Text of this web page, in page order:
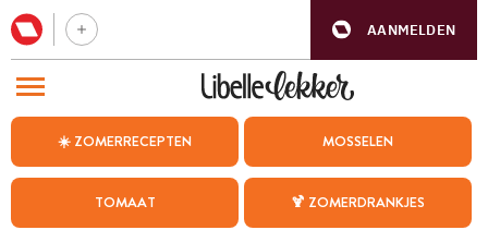
AANMELDEN
☀️ ZOMERRECEPTEN MOSSELEN
TOMAAT 🍹 ZOMERDRANKJES
BEZOEK ONZE ANDERE WEBSITES